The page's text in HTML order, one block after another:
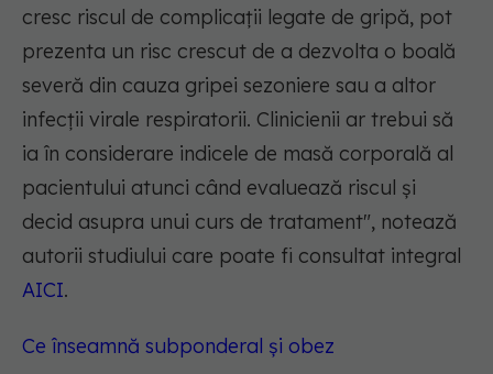
cresc riscul de complicații legate de gripă, pot
prezenta un risc crescut de a dezvolta o boală
severă din cauza gripei sezoniere sau a altor
infecții virale respiratorii. Clinicienii ar trebui să
ia în considerare indicele de masă corporală al
pacientului atunci când evaluează riscul și
decid asupra unui curs de tratament", notează
autorii studiului care poate fi consultat integral
AICI.
Ce înseamnă subponderal și obez